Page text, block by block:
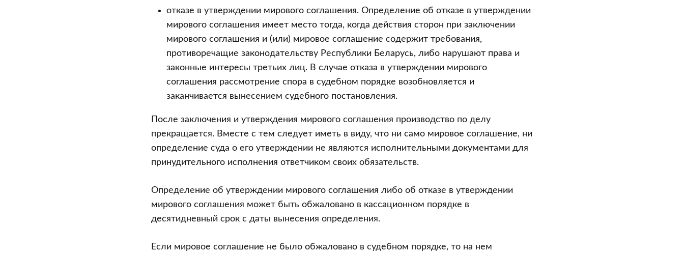
отказе в утверждении мирового соглашения. Определение об отказе в утверждении
мирового соглашения имеет место тогда, когда действия сторон при заключении
мирового соглашения и (или) мировое соглашение содержит требования,
противоречащие законодательству Республики Беларусь, либо нарушают права и
законные интересы третьих лиц. В случае отказа в утверждении мирового
соглашения рассмотрение спора в судебном порядке возобновляется и
заканчивается вынесением судебного постановления.
После заключения и утверждения мирового соглашения производство по делу
прекращается. Вместе с тем следует иметь в виду, что ни само мировое соглашение, ни
определение суда о его утверждении не являются исполнительными документами для
принудительного исполнения ответчиком своих обязательств.
Определение об утверждении мирового соглашения либо об отказе в утверждении
мирового соглашения может быть обжаловано в кассационном порядке в
десятидневный срок с даты вынесения определения.
Если мировое соглашение не было обжаловано в судебном порядке, то на нем